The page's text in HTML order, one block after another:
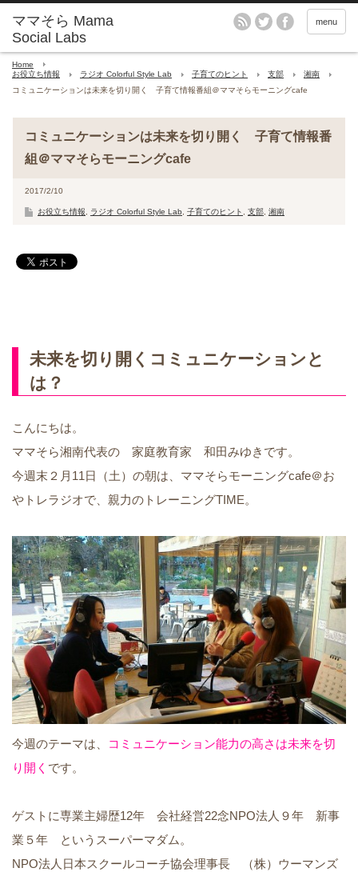
menu
Home
お役立ち情報
ラジオ Colorful Style Lab 子育てのヒント 支部
湘南
コミュニケーションは未来を切り開く 子育て情報番組＠ママそらモーニングcafe
コミュニケーションは未来を切り開く 子育て情報番
組＠ママそらモーニングcafe
2017/2/10
お役立ち情報 ラジオ Colorful Style Lab 子育てのヒント 支部 湘南
未来を切り開くコミュニケーションと
は？
こんにちは。
ママそら湘南代表の 家庭教育家 和田みゆきです。
今週末２月11日（土）の朝は、ママそらモーニングcafe＠お
やトレラジオで、親力のトレーニングTIME。
今週のテーマは、
コミュニケーション能力の高さは未来を切
り開く です。
ゲストに専業主婦歴12年 会社経営22念NPO法人９年 新事
業５年 というスーパーマダム。
NPO法人日本スクールコーチ協会理事長 （株）ウーマンズ